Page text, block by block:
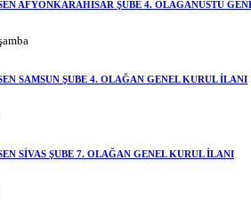
AFYONKARAHİSAR ŞUBE 4. OLAĞANÜSTÜ
SAMSUN ŞUBE 4. OLAĞAN GENEL KURUL İLANI
SİVAS ŞUBE 7. OLAĞAN GENEL KURUL İLANI